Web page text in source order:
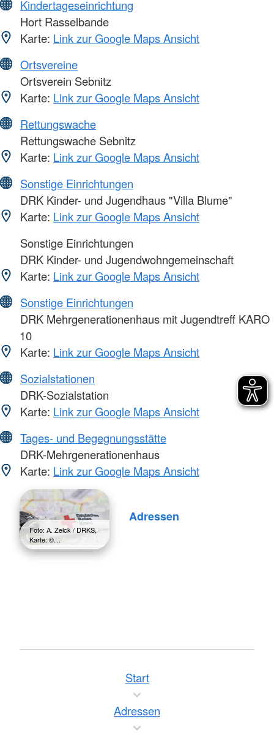
Kindertageseinrichtung
Hort Rasselbande
Karte: Link zur Google Maps Ansicht
Ortsvereine
Ortsverein Sebnitz
Karte: Link zur Google Maps Ansicht
Rettungswache
Rettungswache Sebnitz
Karte: Link zur Google Maps Ansicht
Sonstige Einrichtungen
DRK Kinder- und Jugendhaus "Villa Blume"
Karte: Link zur Google Maps Ansicht
Sonstige Einrichtungen
DRK Kinder- und Jugendwohngemeinschaft
Karte: Link zur Google Maps Ansicht
Sonstige Einrichtungen
DRK Mehrgenerationenhaus mit Jugendtreff KARO
10
Karte: Link zur Google Maps Ansicht
Sozialstationen
DRK-Sozialstation
Karte: Link zur Google Maps Ansicht
Tages- und Begegnungsstätte
DRK-Mehrgenerationenhaus
Karte: Link zur Google Maps Ansicht
Foto: A. Zelck / DRKS,
Karte: ©…
Adressen
Start
Adressen